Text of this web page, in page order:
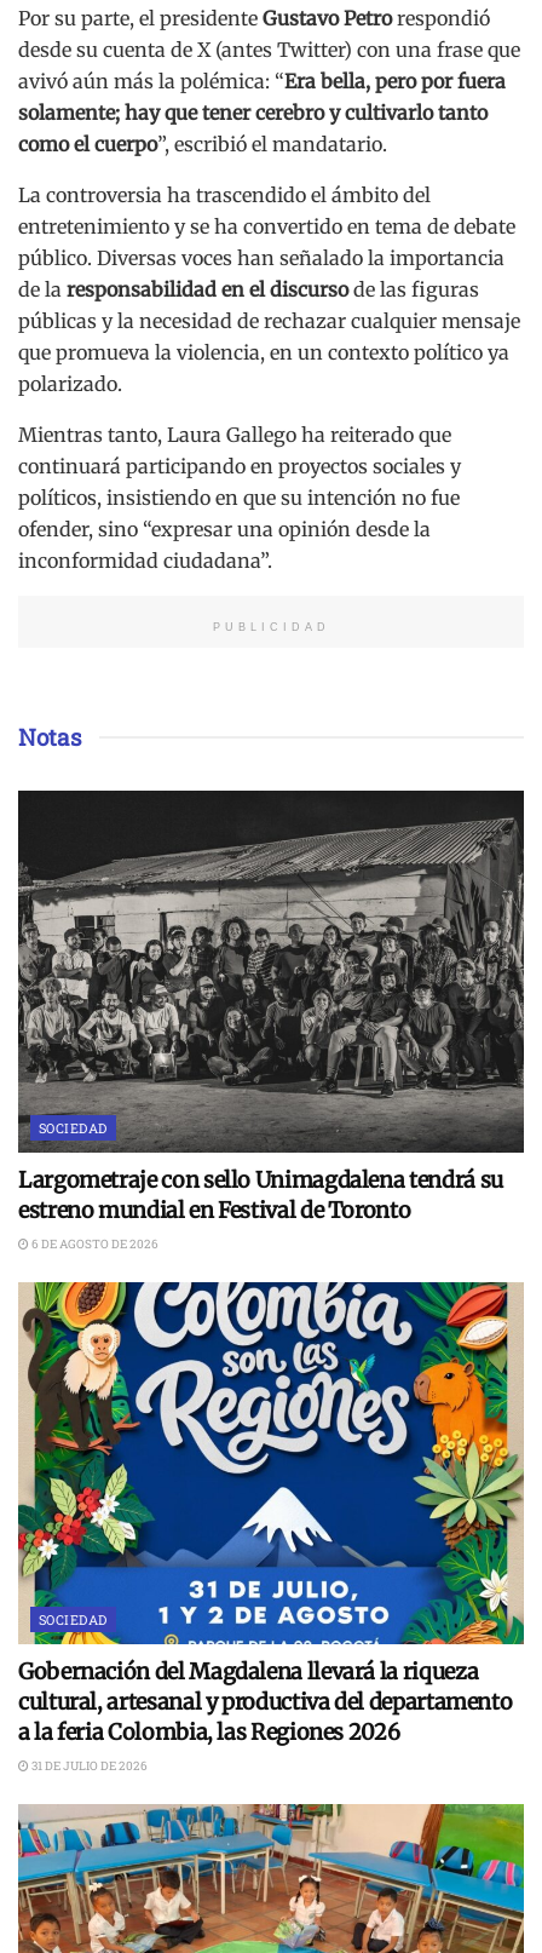
Por su parte, el presidente Gustavo Petrorespondió
desde su cuenta de X (antes Twitter) con una frase que
avivó aún más la polémica: “Era bella, pero por fuera
solamente; hay que tener cerebro y cultivarlo tanto
como el cuerpo”, escribió el mandatario.
La controversia ha trascendido el ámbito del
entretenimiento y se ha convertido en tema de debate
público. Diversas voces han señalado la importancia
de la responsabilidad en el discursode las figuras
públicas y la necesidad de rechazar cualquier mensaje
que promueva la violencia, en un contexto político ya
polarizado.
Mientras tanto, Laura Gallego ha reiterado que
continuará participando en proyectos sociales y
políticos, insistiendo en que su intención no fue
ofender, sino “expresar una opinión desde la
inconformidad ciudadana”.
PUBLICIDAD
Notas
SOCIEDAD
Largometraje con sello Unimagdalena tendrá su
estreno mundial en Festival de Toronto
6 DE AGOSTO DE 2026
SOCIEDAD
Gobernación del Magdalena llevará la riqueza
cultural, artesanal y productiva del departamento
a la feria Colombia, las Regiones 2026
31 DE JULIO DE 2026